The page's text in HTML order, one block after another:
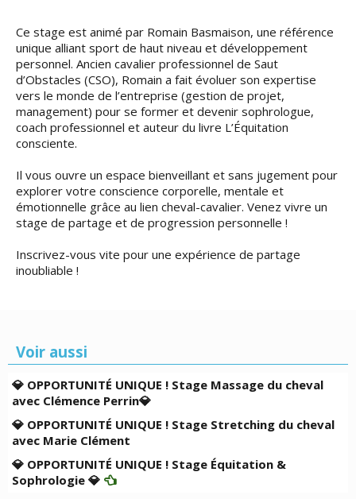
Ce stage est animé par Romain Basmaison, une référence
unique alliant sport de haut niveau et développement
personnel. Ancien cavalier professionnel de Saut
d’Obstacles (CSO), Romain a fait évoluer son expertise
vers le monde de l’entreprise (gestion de projet,
management) pour se former et devenir sophrologue,
coach professionnel et auteur du livre L’Équitation
consciente.
Il vous ouvre un espace bienveillant et sans jugement pour
explorer votre conscience corporelle, mentale et
émotionnelle grâce au lien cheval-cavalier. Venez vivre un
stage de partage et de progression personnelle !
Inscrivez-vous vite pour une expérience de partage
inoubliable !
Voir aussi
💎 OPPORTUNITÉ UNIQUE ! Stage Massage du cheval
avec Clémence Perrin💎
💎 OPPORTUNITÉ UNIQUE ! Stage Stretching du cheval
avec Marie Clément
💎 OPPORTUNITÉ UNIQUE ! Stage Équitation &
Sophrologie 💎